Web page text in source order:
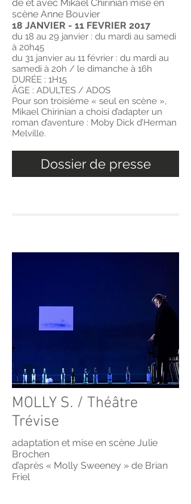
de et avec Mikael Chirinian mise en
scène Anne Bouvier
18 JANVIER - 11 FEVRIER 2017
du 18 au 29 janvier : du mardi au samedi
à 20h45
du 31 janvier au 11 février : du mardi au
samedi à 20h / le dimanche à 16h
DURÉE : 1H15
ÂGE : ADULTES / ADOS
Pour son troisième « seul en scène »,
Mikael Chirinian a choisi d’adapter un
roman d’aventure : Moby Dick d’Herman
Melville.
Dossier de presse
MOLLY S. / Théâtre
Trévise
adaptation et mise en scène Julie
Brochen
d’après « Molly Sweeney » de Brian
Friel